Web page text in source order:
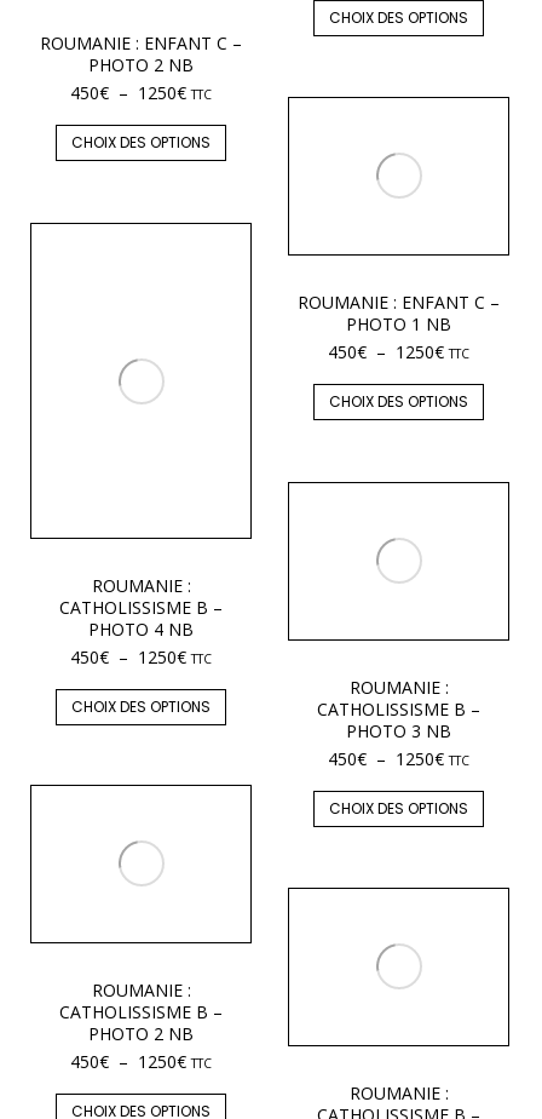
CHOIX DES OPTIONS
ROUMANIE : ENFANT C –
PHOTO 2 NB
450€ – 1250€ TTC
CHOIX DES OPTIONS
ROUMANIE : ENFANT C –
PHOTO 1 NB
450€ – 1250€ TTC
CHOIX DES OPTIONS
ROUMANIE :
CATHOLISSISME B –
PHOTO 4 NB
450€ – 1250€ TTC
CHOIX DES OPTIONS
ROUMANIE :
CATHOLISSISME B –
PHOTO 3 NB
450€ – 1250€ TTC
CHOIX DES OPTIONS
ROUMANIE :
CATHOLISSISME B –
PHOTO 2 NB
450€ – 1250€ TTC
CHOIX DES OPTIONS
ROUMANIE :